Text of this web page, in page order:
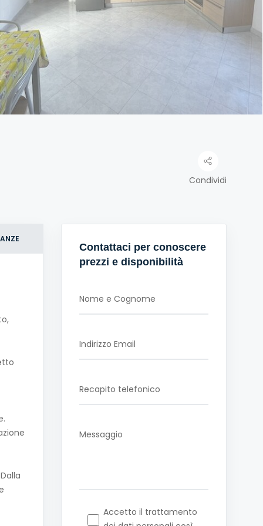
Condividi
Contattaci per conoscere
prezzi e disponibilità
Accetto il trattamento